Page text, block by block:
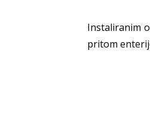
Instaliranim
pritom